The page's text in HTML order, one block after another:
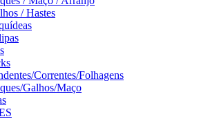
/ Hastes
Correntes/Folhagens
Galhos/Maço